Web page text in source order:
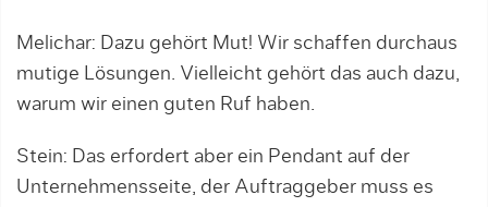
Melichar: Dazu gehört Mut! Wir schaffen durchaus
mutige Lösungen. Vielleicht gehört das auch dazu,
warum wir einen guten Ruf haben.
Stein: Das erfordert aber ein Pendant auf der
Unternehmensseite, der Auftraggeber muss es